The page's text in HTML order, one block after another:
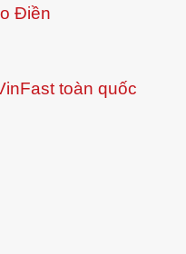
Điền
toàn quốc